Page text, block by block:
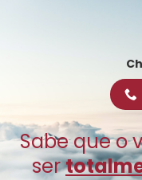
Sabe que o
ser